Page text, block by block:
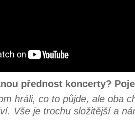
přednost koncerty?
hráli, co to půjde, ale oba
Vše je trochu složitější a